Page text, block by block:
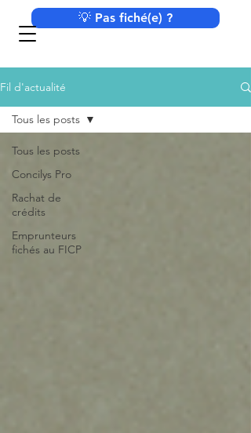
💡 Pas fiché(e) ?
Fil d'actualité
Tous les posts
Concilys Pro
Rachat de
crédits
Emprunteurs
fichés au FICP
Tous les posts